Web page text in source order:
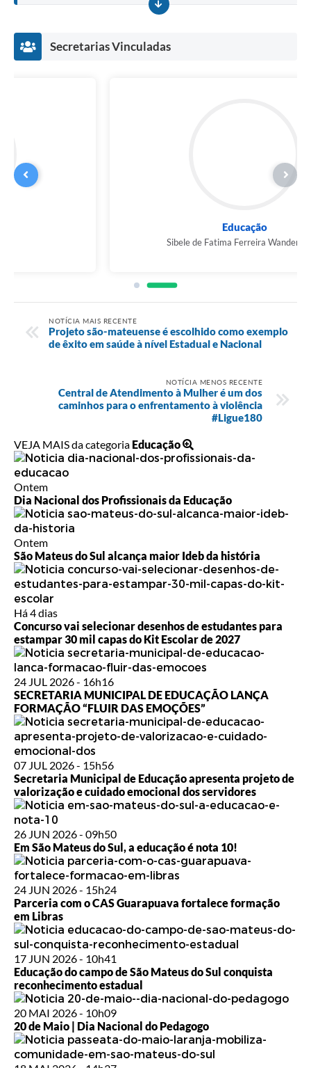
Secretarias Vinculadas
Sibele de Fatima Ferreira Wanderbrook
NOTÍCIA MAIS RECENTE
Projeto são-mateuense é escolhido como exemplo
de êxito em saúde à nível Estadual e Nacional
NOTÍCIA MENOS RECENTE
Central de Atendimento à Mulher é um dos
caminhos para o enfrentamento à violência
#Ligue180
VEJA MAIS da categoria Educação
Ontem
Dia Nacional dos Profissionais da Educação
Ontem
São Mateus do Sul alcança maior Ideb da história
Há 4 dias
Concurso vai selecionar desenhos de estudantes para
estampar 30 mil capas do Kit Escolar de 2027
24 JUL 2026 - 16h16
SECRETARIA MUNICIPAL DE EDUCAÇÃO LANÇA
FORMAÇÃO “FLUIR DAS EMOÇÕES”
07 JUL 2026 - 15h56
Secretaria Municipal de Educação apresenta projeto de
valorização e cuidado emocional dos servidores
26 JUN 2026 - 09h50
Em São Mateus do Sul, a educação é nota 10!
24 JUN 2026 - 15h24
Parceria com o CAS Guarapuava fortalece formação
em Libras
17 JUN 2026 - 10h41
Educação do campo de São Mateus do Sul conquista
reconhecimento estadual
20 MAI 2026 - 10h09
20 de Maio | Dia Nacional do Pedagogo